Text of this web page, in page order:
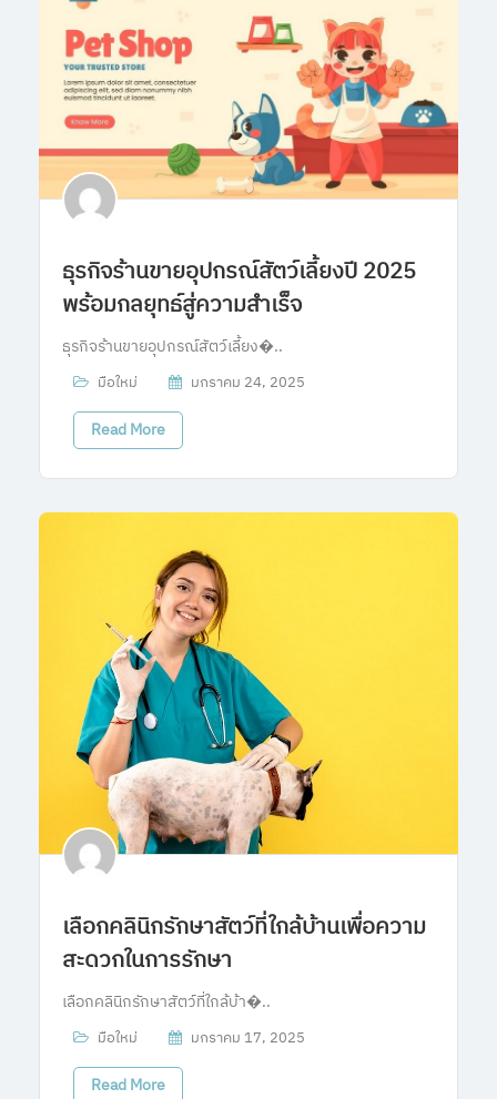
ธุรกิจร้านขายอุปกรณ์สัตว์เลี้ยงปี 2025
พร้อมกลยุทธ์สู่ความสำเร็จ
ธุรกิจร้านขายอุปกรณ์สัตว์เลี้ยง�..
มือใหม่ มกราคม 24, 2025
Read More
เลือกคลินิกรักษาสัตว์ที่ใกล้บ้านเพื่อความ
สะดวกในการรักษา
เลือกคลินิกรักษาสัตว์ที่ใกล้บ้า�..
มือใหม่ มกราคม 17, 2025
Read More